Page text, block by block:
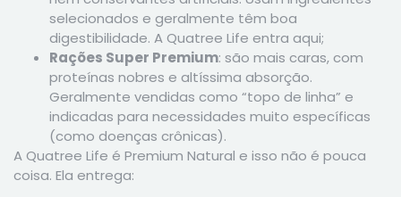
selecionados e geralmente têm boa
digestibilidade. A Quatree Life entra aqui;
Rações Super Premium: são mais caras, com
proteínas nobres e altíssima absorção.
Geralmente vendidas como “topo de linha” e
indicadas para necessidades muito específicas
(como doenças crônicas).
A Quatree Life é Premium Natural e isso não é pouca
coisa. Ela entrega: